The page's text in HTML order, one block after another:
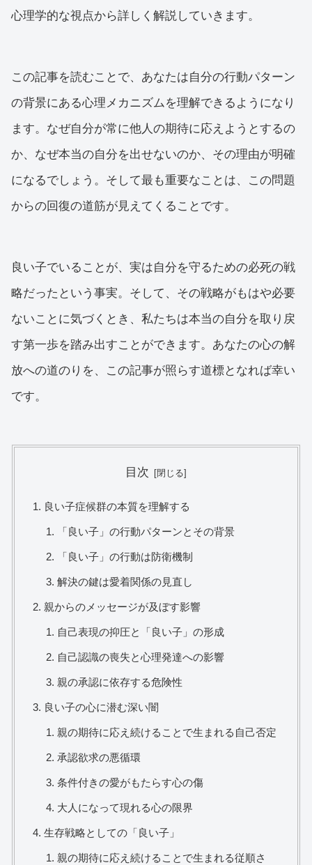
心理学的な視点から詳しく解説していきます。
この記事を読むことで、あなたは自分の行動パターン
の背景にある心理メカニズムを理解できるようになり
ます。なぜ自分が常に他人の期待に応えようとするの
か、なぜ本当の自分を出せないのか、その理由が明確
になるでしょう。そして最も重要なことは、この問題
からの回復の道筋が見えてくることです。
良い子でいることが、実は自分を守るための必死の戦
略だったという事実。そして、その戦略がもはや必要
ないことに気づくとき、私たちは本当の自分を取り戻
す第一歩を踏み出すことができます。あなたの心の解
放への道のりを、この記事が照らす道標となれば幸い
です。
目次
良い子症候群の本質を理解する
「良い子」の行動パターンとその背景
「良い子」の行動は防衛機制
解決の鍵は愛着関係の見直し
親からのメッセージが及ぼす影響
自己表現の抑圧と「良い子」の形成
自己認識の喪失と心理発達への影響
親の承認に依存する危険性
良い子の心に潜む深い闇
親の期待に応え続けることで生まれる自己否定
承認欲求の悪循環
条件付きの愛がもたらす心の傷
大人になって現れる心の限界
生存戦略としての「良い子」
親の期待に応え続けることで生まれる従順さ